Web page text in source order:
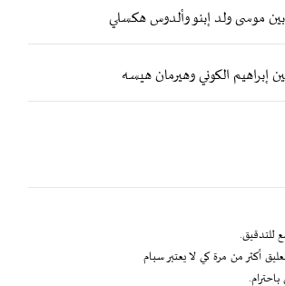
موسى ولد إبنو وألدوس هكسلي
إبراهيم الكوني وهيرمان هيسه
للتدقيق.
أكثر من مرة كي لا يعتبر سبام